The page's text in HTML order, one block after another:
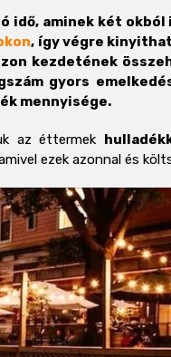
idő, aminek két
, így végre
kezdetének
gyors
mennyisége.
az éttermek
ezek azonnal és